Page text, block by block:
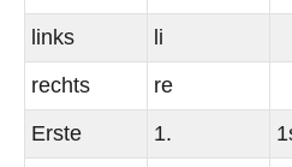
links
li
rechts
re
Erste
1.